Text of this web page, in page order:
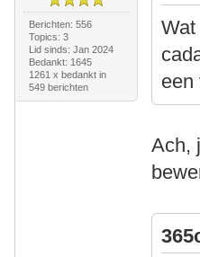
Berichten: 556
Topics: 3
Lid sinds: Jan 2024
Bedankt: 1645
1261 x bedankt in
549 berichten
een
Ach,